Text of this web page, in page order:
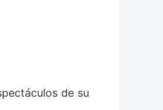
de su